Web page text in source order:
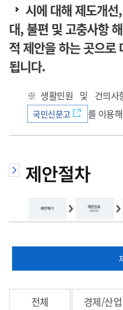
홈
으
로
이
시에 대해 제도개
대, 불편 및 고충사항
적 제안을 하는 곳으로
됩니다.
※생활민원 및 건의사
국민신문고 를 이용
제안절차
전체 경제/산업